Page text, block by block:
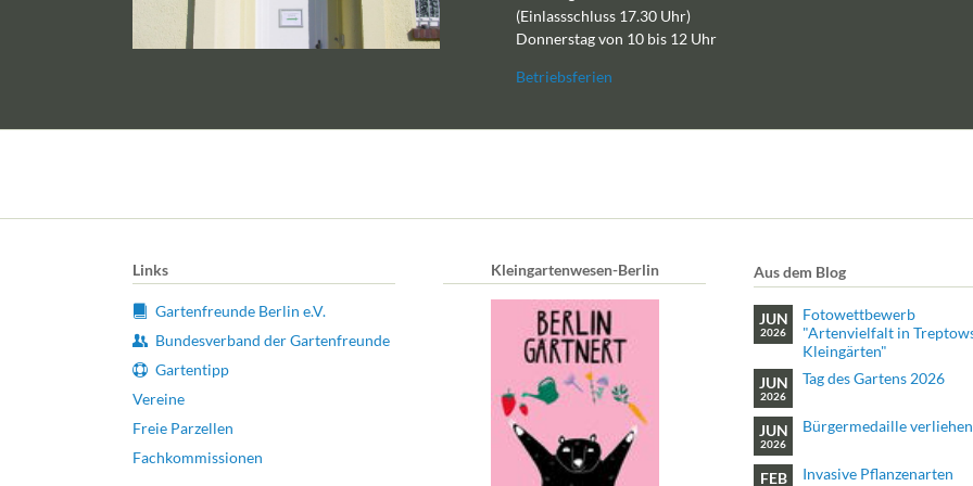
(Einlassschluss 17.30 Uhr)
Donnerstag von 10 bis 12 Uhr
Betriebsferien
Links
Gartenfreunde Berlin e.V.
Bundesverband der Gartenfreunde
Gartentipp
Vereine
Freie Parzellen
Fachkommissionen
Kleingartenwesen-Berlin Aus dem Blog
JUN
2026
Fotowettbewerb
"Artenvielfalt in
Kleingärten"
JUN
2026
Tag des Gartens 2026
JUN
2026
Bürgermedaille verliehen
FEB Invasive Pflanzenarten